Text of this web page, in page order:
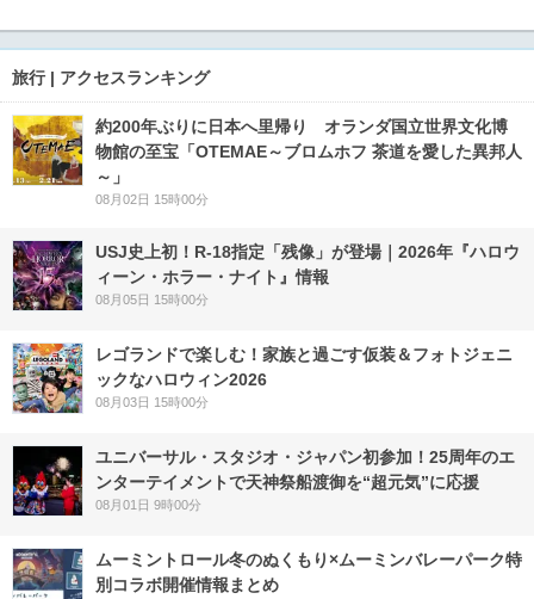
旅行 | アクセスランキング
約200年ぶりに日本へ里帰り オランダ国立世界文化博
物館の至宝「OTEMAE～ブロムホフ 茶道を愛した異邦人
～」
08月02日 15時00分
USJ史上初！R-18指定「残像」が登場｜2026年『ハロウ
ィーン・ホラー・ナイト』情報
08月05日 15時00分
レゴランドで楽しむ！家族と過ごす仮装＆フォトジェニ
ックなハロウィン2026
08月03日 15時00分
ユニバーサル・スタジオ・ジャパン初参加！25周年のエ
ンターテイメントで天神祭船渡御を“超元気”に応援
08月01日 9時00分
ムーミントロール冬のぬくもり×ムーミンバレーパーク特
別コラボ開催情報まとめ